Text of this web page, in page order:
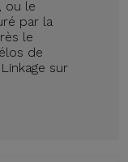
ou le
par la
le
de
sur